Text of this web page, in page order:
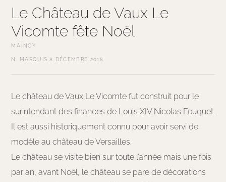
Le Château de Vaux Le
Vicomte fête Noël
MAINCY
N. MARQUIS· 8 DÉCEMBRE 2018
Le château de Vaux Le Vicomte fut construit pour le
surintendant des finances de Louis XIV Nicolas Fouquet.
Il est aussi historiquement connu pour avoir servi de
modèle au château de Versailles.
Le château se visite bien sur toute l’année mais une fois
par an, avant Noël, le château se pare de décorations